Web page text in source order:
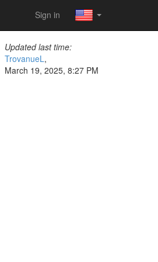
Sign in
Updated last time:
TrovanueL,
March 19, 2025, 8:27 PM